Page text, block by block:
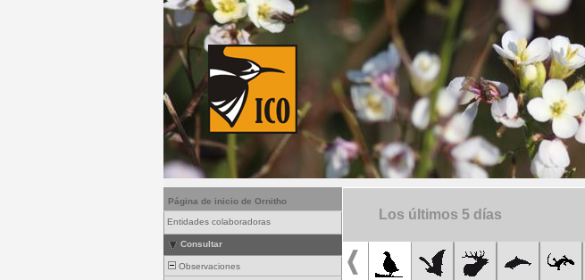
Página de inicio de Ornitho
Entidades colaboradoras
Consultar
Observaciones
Los últimos 5 días